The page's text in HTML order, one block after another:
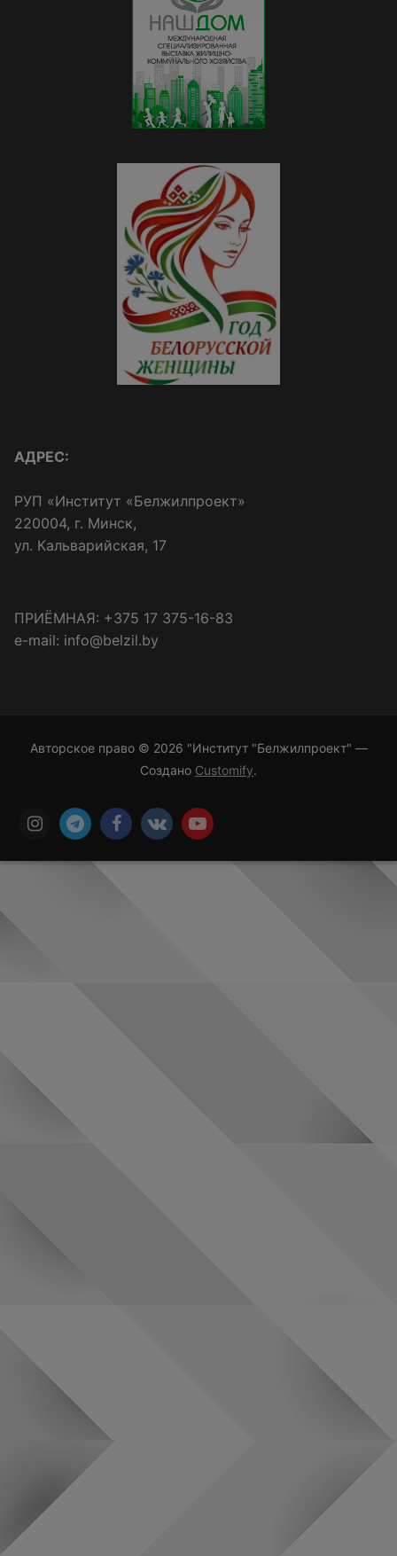
АДРЕС:
РУП «Институт «Белжилпроект»
220004, г. Минск,
ул. Кальварийская, 17
ПРИЁМНАЯ: +375 17 375-16-83
e-mail: info@belzil.by
Авторское право © 2026 "Институт "Белжилпроект" —
Создано Customify.